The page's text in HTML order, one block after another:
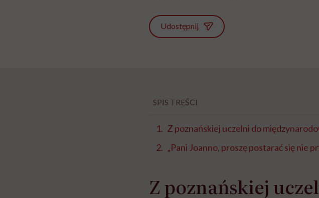
Udostępnij
SPIS TREŚCI
Z poznańskiej uczelni do
„Pani Joanno, proszę postarać się nie
Z poznańskiej